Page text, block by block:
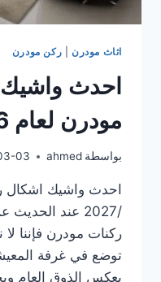
اثاث مودرن| ركن مودرن
احدث
مودرن لعام 2026 /2027
بواسطة ahmed
03
/2027 عند
ركنات مودرن فإننا
توضع في غرفة
يعكس الذوق العام